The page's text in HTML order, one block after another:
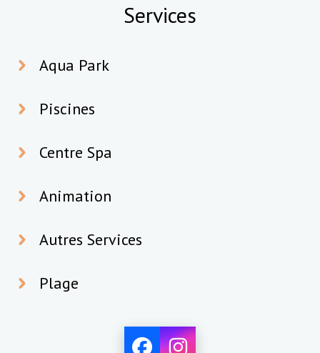
Services
Aqua Park
Piscines
Centre Spa
Animation
Autres Services
Plage